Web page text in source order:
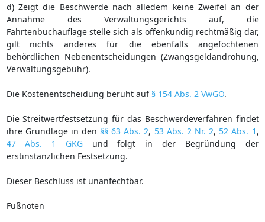
d) Zeigt die Beschwerde nach alledem keine Zweifel an der
Annahme des Verwaltungsgerichts auf, die
Fahrtenbuchauflage stelle sich als offenkundig rechtmäßig dar,
gilt nichts anderes für die ebenfalls angefochtenen
behördlichen Nebenentscheidungen (Zwangsgeldandrohung,
Verwaltungsgebühr).
Die Kostenentscheidung beruht auf § 154 Abs. 2 VwGO.
Die Streitwertfestsetzung für das Beschwerdeverfahren findet
ihre Grundlage in den §§ 63 Abs. 2, 53 Abs. 2 Nr. 2, 52 Abs. 1 ,
47 Abs. 1 GKGund folgt in der Begründung der
erstinstanzlichen Festsetzung.
Dieser Beschluss ist unanfechtbar.
Fußnoten